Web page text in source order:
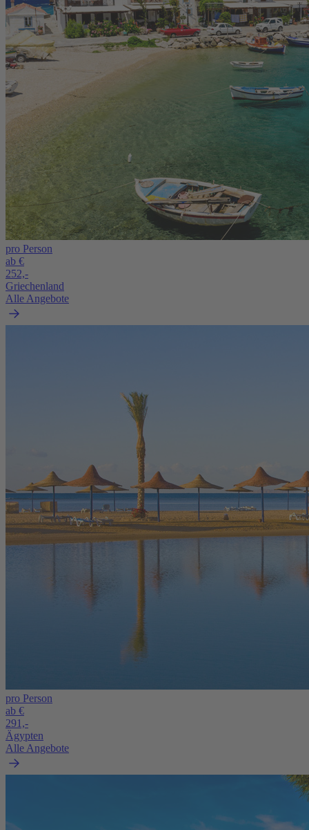
pro Person
ab €
252,-
Griechenland
Alle Angebote
pro Person
ab €
291,-
Ägypten
Alle Angebote